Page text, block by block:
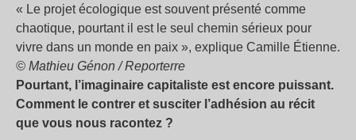
« Le projet écologique est souvent présenté comme
chaotique, pourtant il est le seul chemin sérieux pour
vivre dans un monde en paix », explique Camille Étienne.
© Mathieu Génon / Reporterre
Pourtant, l’imaginaire capitaliste est encore puissant.
Comment le contrer et susciter l’adhésion au récit
que vous nous racontez ?